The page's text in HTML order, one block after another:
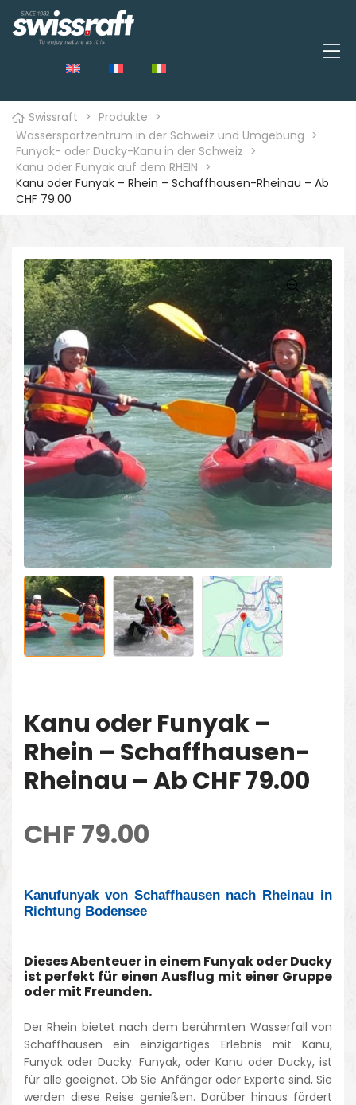
Swissraft > Produkte >
Wassersportzentrum in der Schweiz und Umgebung >
Funyak- oder Ducky-Kanu in der Schweiz >
Kanu oder Funyak auf dem RHEIN >
Kanu oder Funyak – Rhein – Schaffhausen-Rheinau – Ab
CHF 79.00
🔍
Kanu oder Funyak –
Rhein – Schaffhausen-
Rheinau – Ab CHF 79.00
CHF79.00
Kanufunyak von Schaffhausen nach Rheinau in
Richtung Bodensee
Dieses Abenteuer in einem Funyak oder Ducky
ist perfekt für einen Ausflug mit einer Gruppe
oder mit Freunden.
Der Rhein bietet nach dem berühmten Wasserfall von
Schaffhausen ein einzigartiges Erlebnis mit Kanu,
Funyak oder Ducky. Funyak, oder Kanu oder Ducky, ist
für alle geeignet. Ob Sie Anfänger oder Experte sind, Sie
werden diese Reise genießen. Darüber hinaus fördert